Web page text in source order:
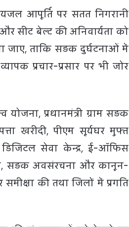
आपूर्ति पर सतत निगरानी
सीट बेल्ट की अनिवार्यता को
जाए, ताकि सड़क दुर्घटनाओं में
प्रचार-प्रसार पर भी जोर
प्रधानमंत्री ग्राम सड़क
खरीदी, पीएम सूर्यघर मुफ्त
सेवा केन्द्र, ई-ऑफिस
सड़क अवसंरचना और कानून-
की तथा जिलों में प्रगति